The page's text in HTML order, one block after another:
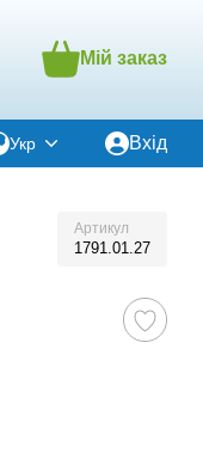
Мій заказ
Укр Вхід
Артикул
1791.01.27